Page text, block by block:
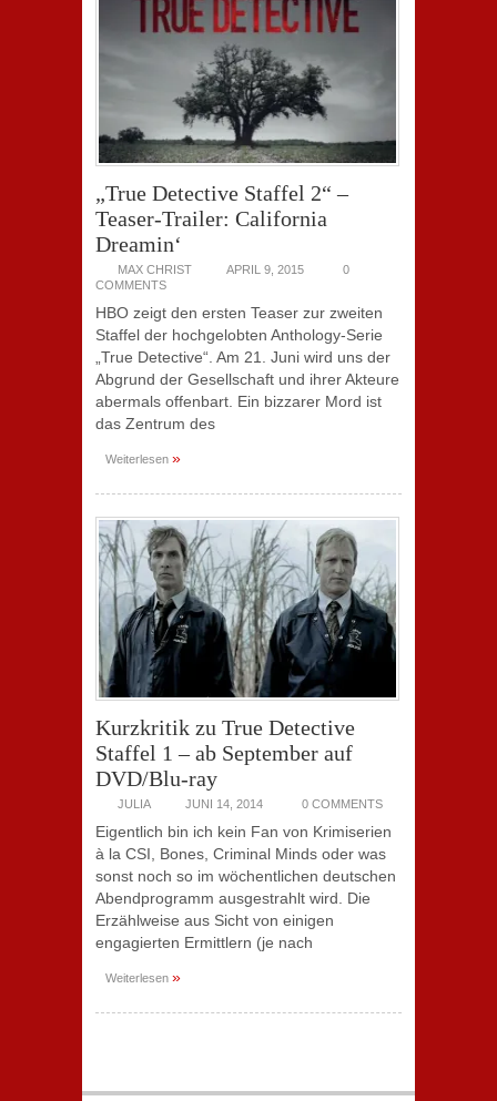
„True Detective Staffel 2“ –
Teaser-Trailer: California
Dreamin‘
MAX CHRIST APRIL 9, 2015
0
COMMENTS
HBO zeigt den ersten Teaser zur zweiten
Staffel der hochgelobten Anthology-Serie
„True Detective“. Am 21. Juni wird uns der
Abgrund der Gesellschaft und ihrer Akteure
abermals offenbart. Ein bizzarer Mord ist
das Zentrum des
Weiterlesen »
Kurzkritik zu True Detective
Staffel 1 – ab September auf
DVD/Blu-ray
JULIA JUNI 14, 2014 0 COMMENTS
Eigentlich bin ich kein Fan von Krimiserien
à la CSI, Bones, Criminal Minds oder was
sonst noch so im wöchentlichen deutschen
Abendprogramm ausgestrahlt wird. Die
Erzählweise aus Sicht von einigen
engagierten Ermittlern (je nach
Weiterlesen »